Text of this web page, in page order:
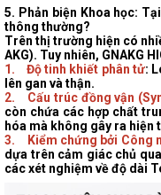
5. Phản biện Khoa học:
thông thường?
Trên thị trường hiện có
AKG). Tuy nhiên, GNAKG
1. Độ tinh khiết phân tử:
lên gan và thận.
2. Cấu trúc đồng vận
còn chứa các hợp chất
hóa mà không gây ra hiện
3. Kiểm chứng bởi Công
dựa trên cảm giác chủ
các xét nghiệm về độ dài